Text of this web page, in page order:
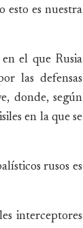
esto es nuestra
el que Rusia
las defensas
donde, según
en la que se
rusos es
interceptores